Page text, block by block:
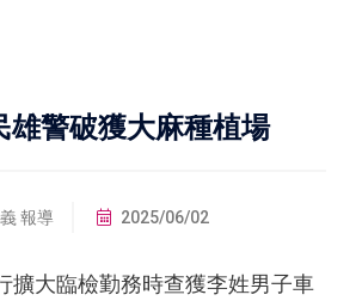
雄警破獲大麻種植場
報導 2025/06/02
擴大臨檢勤務時查獲李姓男子車